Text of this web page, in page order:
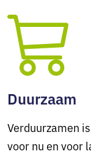
Duurzaam
Verduurzamen
voor nu en voor